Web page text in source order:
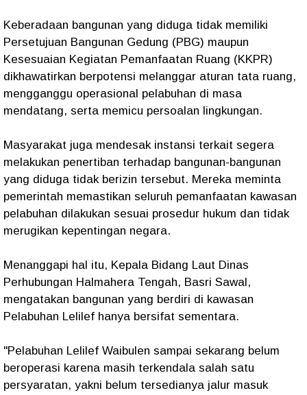
Keberadaan bangunan yang diduga tidak memiliki
Persetujuan Bangunan Gedung (PBG) maupun
Kesesuaian Kegiatan Pemanfaatan Ruang (KKPR)
dikhawatirkan berpotensi melanggar aturan tata ruang,
mengganggu operasional pelabuhan di masa
mendatang, serta memicu persoalan lingkungan.
Masyarakat juga mendesak instansi terkait segera
melakukan penertiban terhadap bangunan-bangunan
yang diduga tidak berizin tersebut. Mereka meminta
pemerintah memastikan seluruh pemanfaatan kawasan
pelabuhan dilakukan sesuai prosedur hukum dan tidak
merugikan kepentingan negara.
Menanggapi hal itu, Kepala Bidang Laut Dinas
Perhubungan Halmahera Tengah, Basri Sawal,
mengatakan bangunan yang berdiri di kawasan
Pelabuhan Lelilef hanya bersifat sementara.
"Pelabuhan Lelilef Waibulen sampai sekarang belum
beroperasi karena masih terkendala salah satu
persyaratan, yakni belum tersedianya jalur masuk